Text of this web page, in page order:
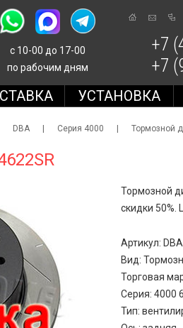
с 10-00 до 17-00
по рабочим дням
+7
+7
УСТАНОВКА
DBA Серия 4000 Тормозной
Тормозной
скидки 50%.
Артикул:
Вид:
Торговая
Серия: 4000
Тип: